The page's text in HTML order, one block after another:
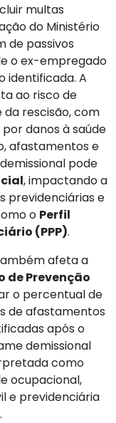
multas
do Ministério
de passivos
o ex-empregado
identificada. A
ao risco de
rescisão, com
danos à saúde
afastamentos e
pode
, impactando a
previdenciárias e
o Perfil
(PPP).
afeta a
de Prevenção
o percentual de
de afastamentos
após o
demissional
como
ocupacional,
e previdenciária